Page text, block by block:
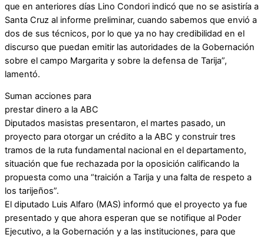
que en anteriores días Lino Condori indicó que no se asistiría a
Santa Cruz al informe preliminar, cuando sabemos que envió a
dos de sus técnicos, por lo que ya no hay credibilidad en el
discurso que puedan emitir las autoridades de la Gobernación
sobre el campo Margarita y sobre la defensa de Tarija”,
lamentó.
Suman acciones para
prestar dinero a la ABC
Diputados masistas presentaron, el martes pasado, un
proyecto para otorgar un crédito a la ABC y construir tres
tramos de la ruta fundamental nacional en el departamento,
situación que fue rechazada por la oposición calificando la
propuesta como una “traición a Tarija y una falta de respeto a
los tarijeños”.
El diputado Luis Alfaro (MAS) informó que el proyecto ya fue
presentado y que ahora esperan que se notifique al Poder
Ejecutivo, a la Gobernación y a las instituciones, para que